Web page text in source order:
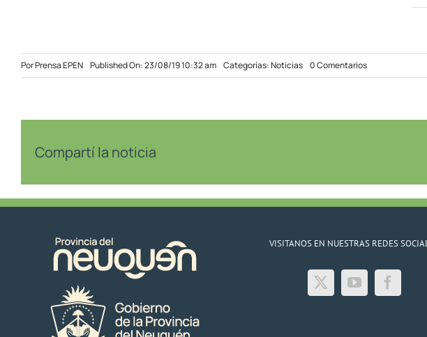
PorPrensa EPEN Published On: 23/08/19 10:32 am Categorías:Noticias 0 Comentarioson
Planifican
La
Compartí la noticia
VISITANOS EN NUESTRAS REDES